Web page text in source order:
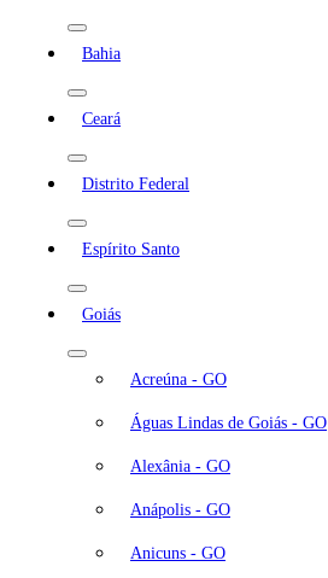
Bahia
Ceará
Distrito Federal
Espírito Santo
Goiás
Acreúna - GO
Águas Lindas de Goiás - GO
Alexânia - GO
Anápolis - GO
Anicuns - GO